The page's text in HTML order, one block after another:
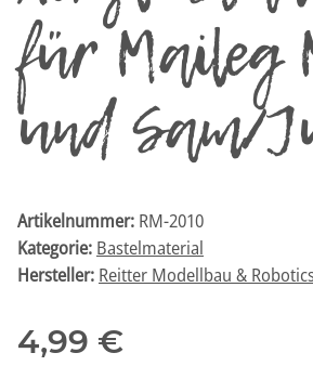
für Maileg
und Sam/
Artikelnummer: RM-2010
Kategorie: Bastelmaterial
Hersteller: Reitter Modellbau &
4,99 €